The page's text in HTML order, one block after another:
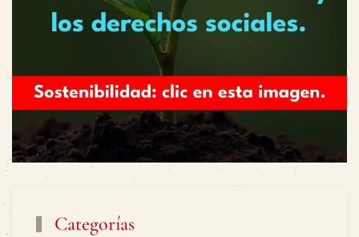
Categorías